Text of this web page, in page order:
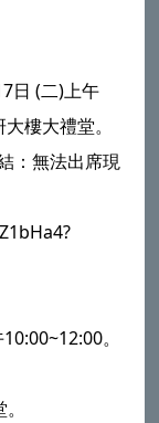
日 (二)上午
樓大禮堂。
：無法出席現
。